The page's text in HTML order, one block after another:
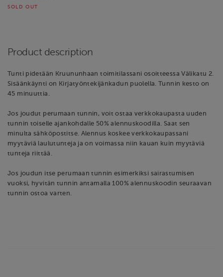
SOLD OUT
Product description
Tunti pidetään Kruununhaan toimitilassani osoitteessa Välikatu 2.
Sisäänkäynti on Kirjatyöntekijänkadun puolella. Tunnin kesto on
45 minuuttia.
Jos joudut perumaan tunnin, voit ostaa verkkokaupasta uuden
tunnin toiselle ajankohdalle 50% alennuskoodilla. Saat sen
minulta sähköpostitse. Alennus koskee verkkokaupassani
myytäviä laulutunteja ja on voimassa niin kauan kuin myytäviä
tunteja riittää.
Jos joudun itse perumaan tunnin esimerkiksi sairastumisen
vuoksi, hyvitän tunnin antamalla 100% alennuskoodin seuraavan
tunnin ostoa varten.